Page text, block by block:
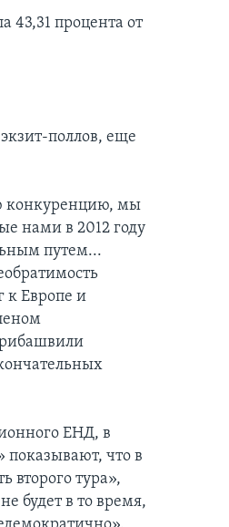
43,31 процента от
поллов, еще
конкуренцию, мы
нами в 2012 году
путем...
к Европе и
ЕНД, в
показывают, что в
второго тура»,
будет в то время,